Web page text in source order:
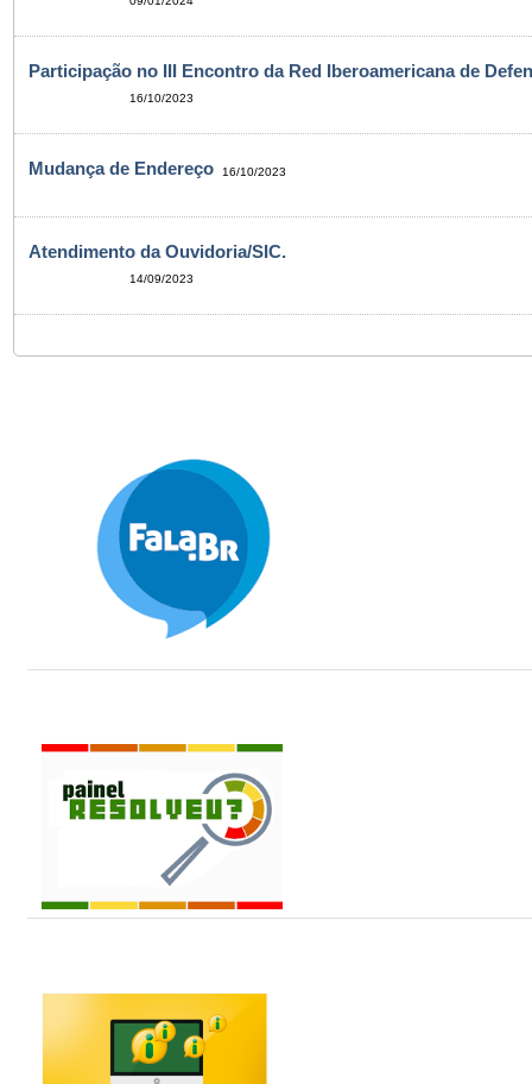
Participação no III Encontro da Red Iberoamericana de
16/10/2023
Mudança de Endereço 16/10/2023
Atendimento da Ouvidoria/SIC.
14/09/2023